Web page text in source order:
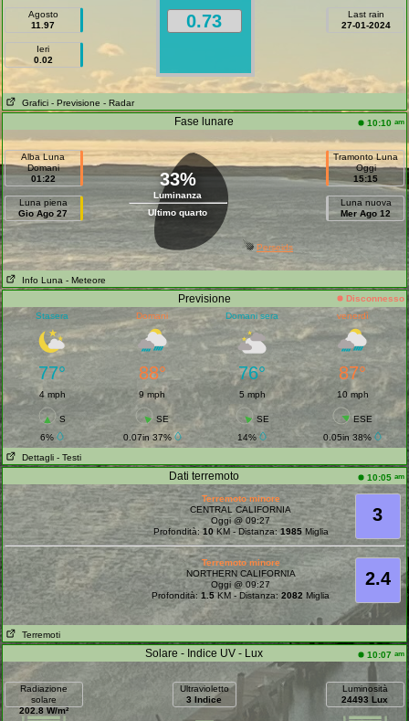
Agosto
11.97
Ieri
0.02
0.73
Last rain
27-01-2024
Grafici - Previsione - Radar
Fase lunare 10:10 am
Alba Luna
Domani
01:22
Luna piena
Gio Ago 27
33%
Luminanza
Ultimo quarto
Tramonto Luna
Oggi
15:15
Luna nuova
Mer Ago 12
Perseids
Info Luna - Meteore
Previsione
Disconnesso
Stasera
Domani Domani sera venerdì
77° 88° 76° 87°
4 mph 9 mph 5 mph 10 mph
S SE SE
ESE
6%
0.07in 37% 14%
0.05in 38%
Dettagli - Testi
Dati terremoto 10:05 am
3
Terremoto minore
CENTRAL CALIFORNIA
Oggi @ 09:27
Profondità: 10KM - Distanza:1985Miglia
2.4
Terremoto minore
NORTHERN CALIFORNIA
Oggi @ 09:27
Profondità:1.5KM - Distanza:2082 Miglia
Terremoti
Solare - Indice UV - Lux 10:07 am
Radiazione
solare
202.8 W/m²
Ultravioletto
3 Indice
Luminosità
24493 Lux